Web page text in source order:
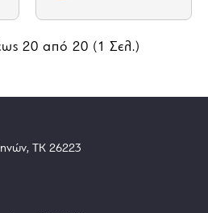
20 από 20 (1 Σελ.)
ΤΚ 26223